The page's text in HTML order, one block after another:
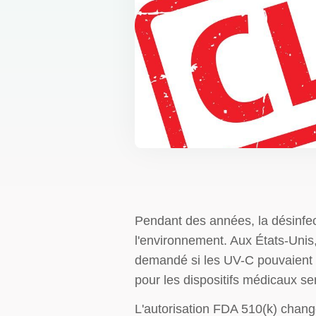
Pendant des années, la
l'environnement. Aux États-
demandé si les UV-C
pour les dispositifs médicaux
L'autorisation FDA 510(k)